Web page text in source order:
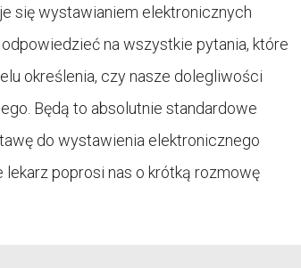
się wystawianiem elektronicznych
na wszystkie pytania, które
określenia, czy nasze dolegliwości
Będą to absolutnie standardowe
do wystawienia elektronicznego
lekarz poprosi nas o krótką rozmowę